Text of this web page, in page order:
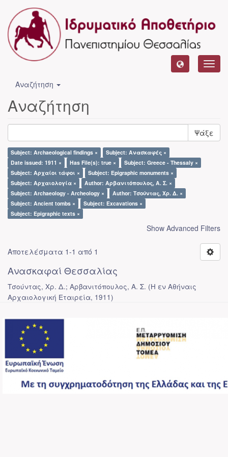
Αναζήτηση
Αναζήτηση
Ψάξε
Subject: Archaeological findings ×
Subject: Ανασκαφές ×
Date issued: 1911 ×
Has File(s): true ×
Subject: Greece - Thessaly ×
Subject: Αρχαίοι τάφοι ×
Subject: Epigraphic monuments ×
Subject: Αρχαιολογία ×
Author: Αρβανιτόπουλος, Α. Σ. ×
Subject: Archaeology - Archeology ×
Author: Τσούντας, Χρ. Δ. ×
Subject: Ancient tombs ×
Subject: Excavations ×
Subject: Epigraphic texts ×
Show Advanced Filters
Αποτελέσματα 1-1 από 1
Ανασκαφαί Θεσσαλίας
Τσούντας, Χρ. Δ.; Αρβανιτόπουλος, Α. Σ. (Η εν Αθήναις
Αρχαιολογική Εταιρεία, 1911)